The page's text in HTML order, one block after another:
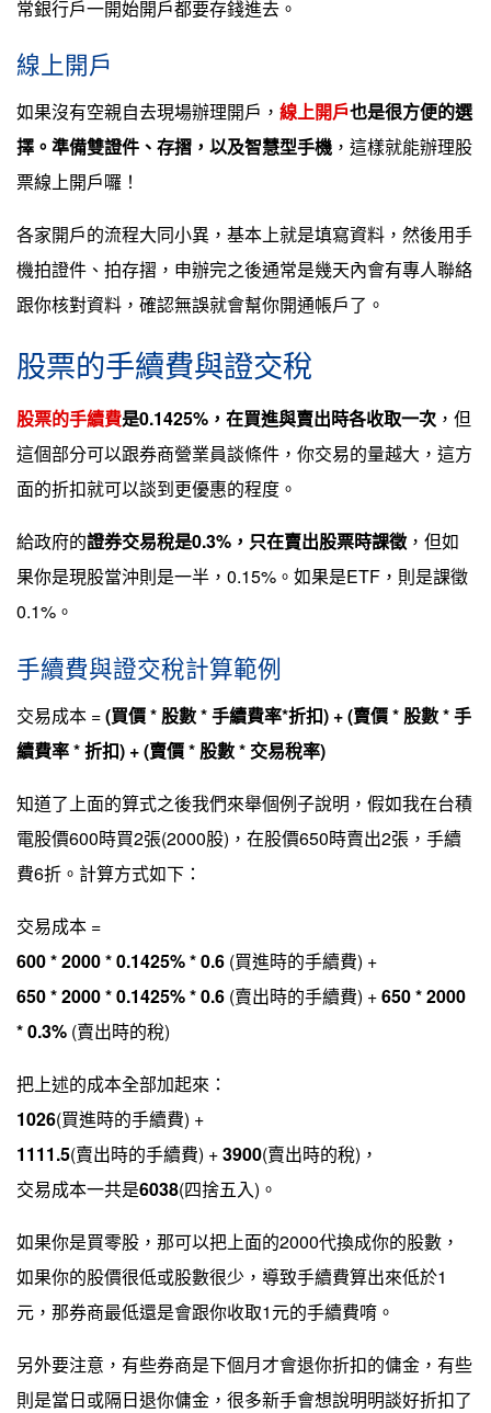
常銀行戶一開始開戶都要存錢進去。
線上開戶
如果沒有空親自去現場辦理開戶， 線上開戶也是很方便的選
擇。準備雙證件、存摺，以及智慧型手機 ，這樣就能辦理股
票線上開戶囉！
各家開戶的流程大同小異，基本上就是填寫資料，然後用手
機拍證件、拍存摺，申辦完之後通常是幾天內會有專人聯絡
跟你核對資料，確認無誤就會幫你開通帳戶了。
股票的手續費與證交稅
股票的手續費是0.1425%，在買進與賣出時各收取一次 ，但
這個部分可以跟券商營業員談條件，你交易的量越大，這方
面的折扣就可以談到更優惠的程度。
給政府的證券交易稅是0.3%，只在賣出股票時課徵，但如
果你是現股當沖則是一半，0.15%。如果是ETF，則是課徵
0.1%。
手續費與證交稅計算範例
交易成本 =(買價 * 股數 * 手續費率*折扣) + (賣價 * 股數 * 手
續費率 * 折扣) + (賣價 * 股數 * 交易稅率)
知道了上面的算式之後我們來舉個例子說明，假如我在台積
電股價600時買2張(2000股)，在股價650時賣出2張，手續
費6折。計算方式如下：
交易成本 =
600 * 2000 * 0.1425% * 0.6 (買進時的手續費) +
650 * 2000 * 0.1425% * 0.6 (賣出時的手續費) +650 * 2000
* 0.3% (賣出時的稅)
把上述的成本全部加起來：
1026(買進時的手續費) +
1111.5(賣出時的手續費) +3900(賣出時的稅)，
交易成本一共是6038(四捨五入)。
如果你是買零股，那可以把上面的2000代換成你的股數，
如果你的股價很低或股數很少，導致手續費算出來低於1
元，那券商最低還是會跟你收取1元的手續費唷。
另外要注意，有些券商是下個月才會退你折扣的傭金，有些
則是當日或隔日退你傭金，很多新手會想說明明談好折扣了